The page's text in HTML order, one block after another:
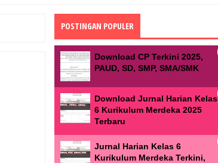
POSTINGAN POPULER
Download CP Terkini 2025,
PAUD, SD, SMP, SMA/SMK
Download Jurnal Harian Kelas
6 Kurikulum Merdeka 2025
Terbaru
Jurnal Harian Kelas 6
Kurikulum Merdeka Terkini,